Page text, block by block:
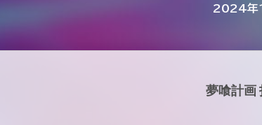
2024年
夢喰計画